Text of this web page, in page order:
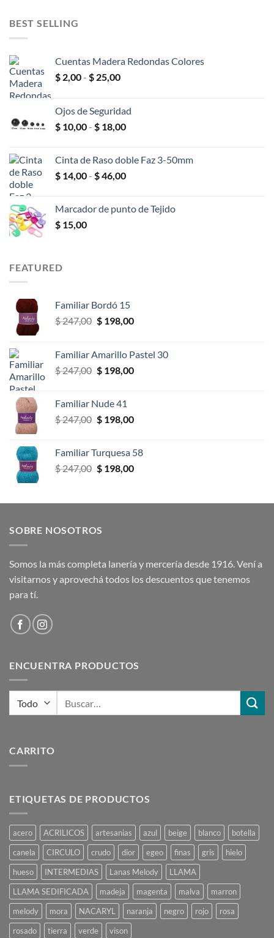
BEST SELLING
Cuentas Madera Redondas Colores
$ 2,00- $ 25,00Rango
desde
$ 2,00
Ojos de Seguridad
$ 10,00- $ 18,00Rango
desde
$ 10,00
Cinta de Raso doble Faz 3-50mm
$ 14,00- $46,00Rango
desde
Marcador de punto de Tejido
$ 15,00
FEATURED
Familiar Bordó 15
$247,00 El
era:
$ 247,00.
$198,00El
es:
$ 198,00.
Familiar Amarillo Pastel 30
$247,00 El
era:
$ 247,00.
$198,00El
$ 198,00.
Familiar Nude 41
$247,00 El
era:
$ 247,00.
$198,00El
es:
$ 198,00.
Familiar Turquesa 58
$247,00 El
era:
$198,00El
es:
SOBRE NOSOTROS
Somos la más completa lanería y mercería desde 1916. Vení a
visitarnos y aprovechá todos los descuentos que tenemos
para tí.
ENCUENTRA PRODUCTOS
CARRITO
ETIQUETAS DE PRODUCTOS
acero ACRILICOS artesanias azul beige blanco
botella
canela
CIRCULO crudo dior egeo finas gris
hielo
hueso
INTERMEDIAS Lanas Melody
LLAMA
LLAMA SEDIFICADA
madeja magenta malva
marron
melody
mora NACARYL naranja negro rojo
rosa
rosado
tierra verde vison